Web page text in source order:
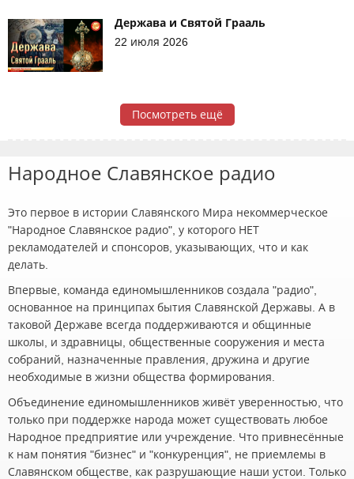
Держава и Святой Грааль
22 июля 2026
Посмотреть ещё
Народное Славянское радио
Это первое в истории Славянского Мира некоммерческое
"Народное Славянское радио", у которого НЕТ
рекламодателей и спонсоров, указывающих, что и как
делать.
Впервые, команда единомышленников создала "радио",
основанное на принципах бытия Славянской Державы. А в
таковой Державе всегда поддерживаются и общинные
школы, и здравницы, общественные сооружения и места
собраний, назначенные правления, дружина и другие
необходимые в жизни общества формирования.
Объединение единомышленников живёт уверенностью, что
только при поддержке народа может существовать любое
Народное предприятие или учреждение. Что привнесённые
к нам понятия "бизнес" и "конкуренция", не приемлемы в
Славянском обществе, как разрушающие наши устои. Только